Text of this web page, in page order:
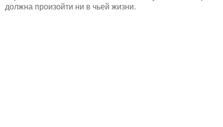
должна произойти ни в чьей жизни.